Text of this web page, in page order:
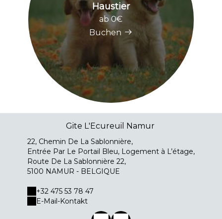
Haustier
ab 0€
Buchen
Gite L'Ecureuil Namur
22, Chemin De La Sablonnière,
Entrée Par Le Portail Bleu, Logement à L’étage,
Route De La Sablonnière 22,
5100 NAMUR - BELGIQUE
+32 475 53 78 47
E-Mail-Kontakt